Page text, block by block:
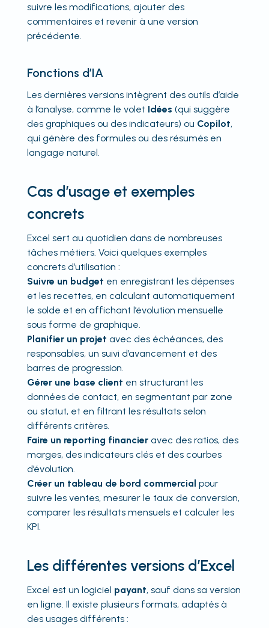
suivre les modifications, ajouter des
commentaires et revenir à une version
précédente.
Fonctions d’IA
Les dernières versions intègrent des outils d’aide
à l’analyse, comme le volet Idées (qui suggère
des graphiques ou des indicateurs) ou Copilot,
qui génère des formules ou des résumés en
langage naturel.
Cas d’usage et exemples
concrets
Excel sert au quotidien dans de nombreuses
tâches métiers. Voici quelques exemples
concrets d’utilisation :
Suivre un budget en enregistrant les dépenses
et les recettes, en calculant automatiquement
le solde et en affichant l’évolution mensuelle
sous forme de graphique.
Planifier un projet avec des échéances, des
responsables, un suivi d’avancement et des
barres de progression.
Gérer une base client en structurant les
données de contact, en segmentant par zone
ou statut, et en filtrant les résultats selon
différents critères.
Faire un reporting financieravec des ratios, des
marges, des indicateurs clés et des courbes
d’évolution.
Créer un tableau de bord commercial pour
suivre les ventes, mesurer le taux de conversion,
comparer les résultats mensuels et calculer les
KPI.
Les différentes versions d’Excel
Excel est un logiciel payant, sauf dans sa version
en ligne. Il existe plusieurs formats, adaptés à
des usages différents :